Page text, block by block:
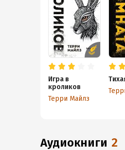
Игра в
кроликов
Терри Майлз
аудиокниги 2